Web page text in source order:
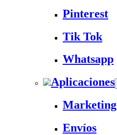
Pinterest
Tik Tok
Whatsapp
Aplicaciones
Marketing
Envíos